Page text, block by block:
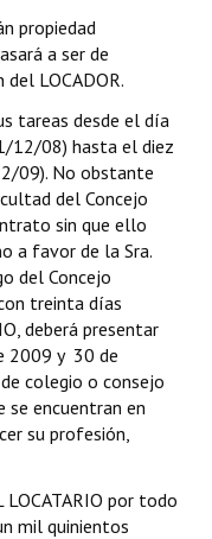
propiedad
a ser de
LOCADOR.
tareas desde el día
12/08) hasta el diez
09). No obstante
del Concejo
sin que ello
a favor de la Sra.
del Concejo
treinta días
deberá presentar
2009 y 30 de
colegio o consejo
se encuentran en
su profesión,
por todo
mil quinientos